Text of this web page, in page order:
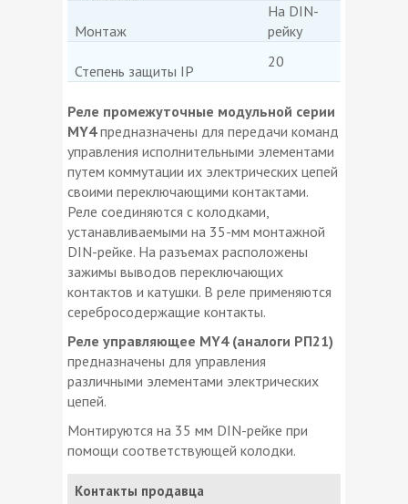
Монтаж
На DIN-
рейку
Степень защиты IP
20
Реле промежуточные модульной серии
МY4предназначены для передачи команд
управления исполнительными элементами
путем коммутации их электрических цепей
своими переключающими контактами.
Реле соединяются с колодками,
устанавливаемыми на 35-мм монтажной
DIN-рейке. На разъемах расположены
зажимы выводов переключающих
контактов и катушки. В реле применяются
серебросодержащие контакты.
Реле управляющее MY4 (аналоги РП21)
предназначены для управления
различными элементами электрических
цепей.
Монтируются на 35 мм DIN-рейке при
помощи соответствующей колодки.
Контакты продавца